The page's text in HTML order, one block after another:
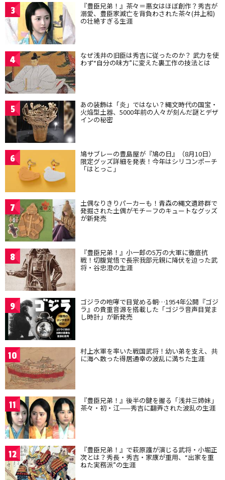
3 『豊臣兄弟！』茶々＝悪女はほぼ創作？秀吉が
溺愛、豊臣家滅亡を背負わされた茶々(井上和)
の壮絶すぎる生涯
4 なぜ浅井の旧臣は秀吉に従ったのか？ 武力を使
わず“自分の味方”に変えた裏工作の技法とは
5 あの装飾は「炎」ではない？縄文時代の国宝・
火焔型土器、5000年前の人々が刻んだ謎とデザ
インの秘密
6 鳩サブレーの豊島屋が『鳩の日』（8月10日）
限定グッズ詳細を発表！今年はシリコンポーチ
「はとっこ」
7 土偶なりきりパーカーも！青森の縄文遺跡群で
発掘された土偶がモチーフのキュートなグッズ
が新発売
8 『豊臣兄弟！』小一郎の5万の大軍に徹底抗
戦！切腹覚悟で長宗我部元親に降伏を迫った武
将・谷忠澄の生涯
9 ゴジラの咆哮で目覚める朝…1954年公開『ゴジ
ラ』の貴重音源を搭載した「ゴジラ音声目覚ま
し時計」が新発売
10 村上水軍を率いた戦国武将！幼い弟を支え、共
に海へ散った得居通幸の波乱に満ちた生涯
11 『豊臣兄弟！』後半の鍵を握る「浅井三姉妹」
茶々・初・江——秀吉に翻弄された波乱の生涯
12 『豊臣兄弟！』で萩原護が演じる武将・小堀正
次とは？秀長・秀吉・家康が重用、“出家を重
ねた実務派”の生涯